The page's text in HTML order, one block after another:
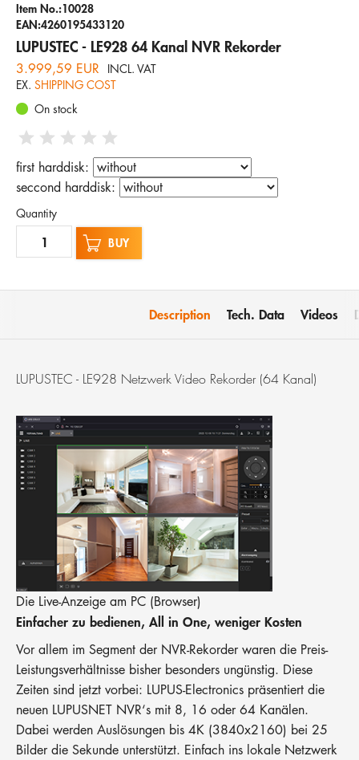
Item No.:10028
EAN:4260195433120
LUPUSTEC - LE928 64 Kanal NVR Rekorder
3.999,59 EUR
INCL. VAT
EX. SHIPPING COST
On stock
first harddisk:
seccond harddisk:
Quantity
BUY
Description Tech. Data Videos
LUPUSTEC - LE928 Netzwerk Video Rekorder (64 Kanal)
Die Live-Anzeige am PC (Browser)
Einfacher zu bedienen, All in One, weniger Kosten
Vor allem im Segment der NVR-Rekorder waren die Preis-
Leistungsverhältnisse bisher besonders ungünstig. Diese
Zeiten sind jetzt vorbei: LUPUS-Electronics präsentiert die
neuen LUPUSNET NVR‘s mit 8, 16 oder 64 Kanälen.
Dabei werden Auslösungen bis 4K (3840x2160) bei 25
Bilder die Sekunde unterstützt. Einfach ins lokale Netzwerk